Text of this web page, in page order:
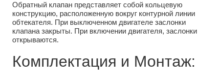
Обратный клапан представляет собой кольцевую
конструкцию, расположенную вокруг контурной линии
обтекателя. При выключенном двигателе заслонки
клапана закрыты. При включении двигателя, заслонки
открываются.
Комплектация и Монтаж: